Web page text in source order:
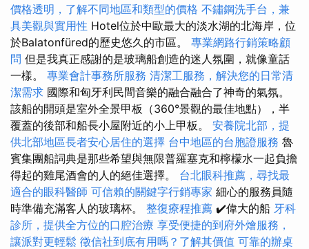
價格透明，了解不同地區和類型的價格 不鏽鋼洗手台，兼
具美觀與實用性 Hotel位於中歐最大的淡水湖的北海岸，位
於Balatonfüred的歷史悠久的市區。 專業網路行銷策略顧
問 但是我真正感謝的是玻璃船創造的迷人氛圍，就像童話
一樣。 專業會計事務所服務 清潔工服務，解決您的日常清
潔需求 國際和匈牙利民間音樂的融合融合了神奇的氣氛。
該船的開頭是室外全景甲板（360°景觀的最佳地點），半
覆蓋的後部和船長小屋附近的小上甲板。 安養院北部，提
供北部地區長者安心居住的選擇 台中地區的台胞證服務 魯
賓集團船詞典是那些希望與無限普羅塞克和檸檬水一起負擔
得起的雞尾酒會的人的絕佳選擇。 台北眼科推薦，尋找最
適合的眼科醫師 可信賴的關鍵字行銷專家 細心的服務員隨
時準備充滿客人的玻璃杯。 整復療程推薦 ✔️偉大的船 牙科
診所，提供全方位的口腔治療 享受便捷的到府外燴服務，
讓派對更輕鬆 徵信社到底有用嗎？了解其價值 可靠的辦桌